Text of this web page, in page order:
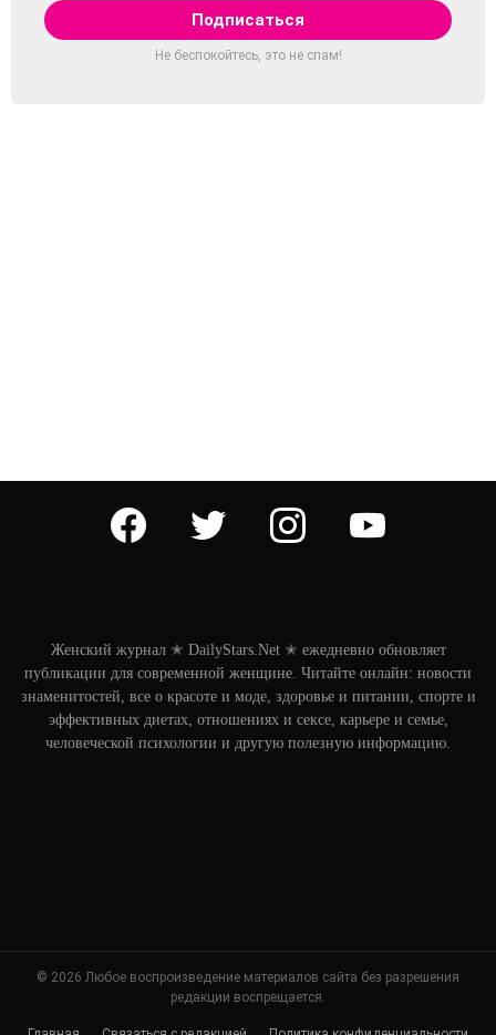
Не беспокойтесь, это не спам!
facebook twitter instagram youtube
Женский журнал ✭ DailyStars.Net ✭ ежедневно обновляет
публикации для современной женщине. Читайте онлайн: новости
знаменитостей, все о красоте и моде, здоровье и питании, спорте и
эффективных диетах, отношениях и сексе, карьере и семье,
человеческой психологии и другую полезную информацию.
© 2026 Любое воспроизведение материалов сайта без разрешения
редакции воспрещается.